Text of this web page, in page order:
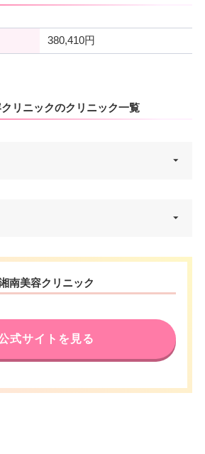
380,410円
リニックのクリニック一覧
0120-519-500
広電本線立町駅 徒歩1分/広電本
不定休
JCB/VISA/Master/American Ex
ヨタTS3/楽天/MUFG/UC/Discov
広島県福山市三之丸町30-1 さん
すて福山 2F
0120-268-412
南美容クリニック
式サイトを見る